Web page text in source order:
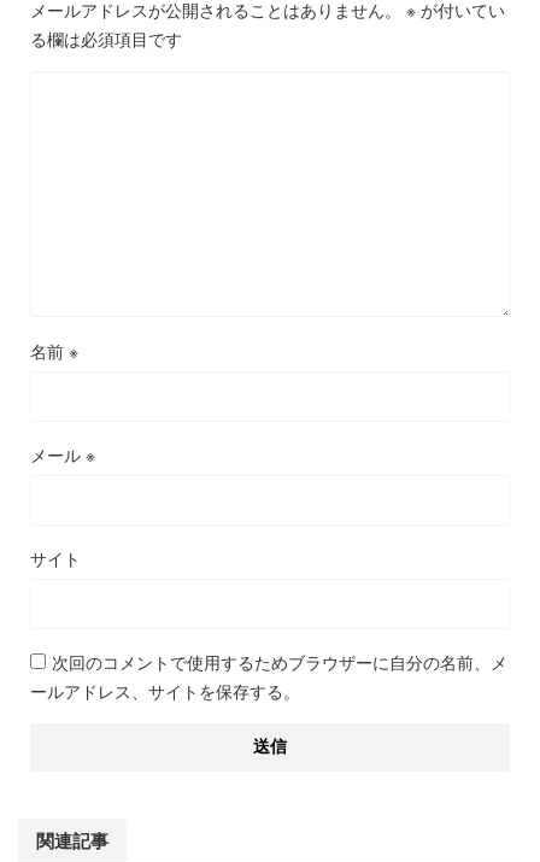
メールアドレスが公開されることはありません。 ※ が付いてい
る欄は必須項目です
名前 ※
メール ※
サイト
次回のコメントで使用するためブラウザーに自分の名前、メ
ールアドレス、サイトを保存する。
関連記事